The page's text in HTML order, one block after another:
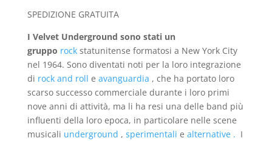
SPEDIZIONE GRATUITA
I Velvet Underground sono stati un
gruppo rockstatunitense formatosi a New York City
nel 1964. Sono diventati noti per la loro integrazione
di rock and roll e avanguardia , che ha portato loro
scarso successo commerciale durante i loro primi
nove anni di attività, ma li ha resi una delle band più
influenti della loro epoca, in particolare nelle scene
musicali underground , sperimentali e alternative . I